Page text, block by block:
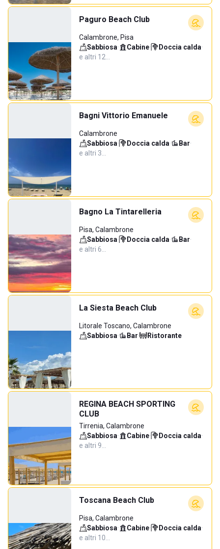
Paguro Beach Club
Calambrone, Pisa
Sabbiosa· Cabine· Doccia calda·
e altri 12…
Bagni Vittorio Emanuele
Calambrone
Sabbiosa· Doccia calda· Bar·
e altri 3…
Bagno La Tintarelleria
Pisa, Calambrone
Sabbiosa· Doccia calda· Bar·
e altri 6…
La Siesta Beach Club
Litorale Toscano, Calambrone
Sabbiosa· Bar· Ristorante
REGINA BEACH SPORTING
CLUB
Tirrenia, Calambrone
Sabbiosa· Cabine· Doccia calda·
e altri 9…
Toscana Beach Club
Pisa, Calambrone
Sabbiosa· Cabine· Doccia calda·
e altri 10…